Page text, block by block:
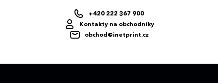
+420 222 367 900
Kontakty na obchodníky
obchod@inetprint.cz